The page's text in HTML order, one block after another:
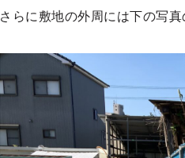
さらに敷地の外周には下の写